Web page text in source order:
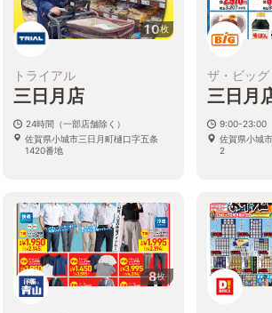
10枚
トライアル
三日月店
24時間（一部店舗除く）
佐賀県小城市三日月町樋口字五条
1420番地
ザ・ビッグ
三日月
9:00-23:00
佐賀県小城
2
8枚